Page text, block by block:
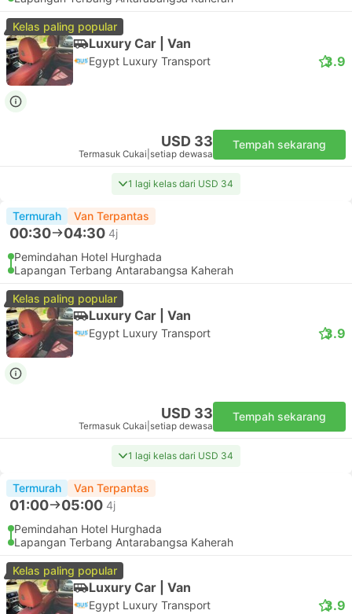
Kelas paling popular
Luxury Car | Van
Egypt Luxury Transport 3.9
USD 33
Termasuk Cukai setiap dewasa
Tempah sekarang
1 lagi kelas dari USD 34
Termurah Van Terpantas
00:30 04:30 4j
Pemindahan Hotel Hurghada
Lapangan Terbang Antarabangsa Kaherah
Kelas paling popular
Luxury Car | Van
Egypt Luxury Transport 3.9
USD 33
Termasuk Cukai setiap dewasa
Tempah sekarang
1 lagi kelas dari USD 34
Termurah Van Terpantas
01:00 05:00 4j
Pemindahan Hotel Hurghada
Lapangan Terbang Antarabangsa Kaherah
Kelas paling popular
Luxury Car | Van
Egypt Luxury Transport 3.9